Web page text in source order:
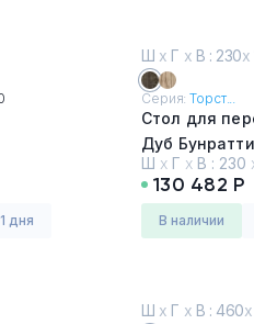
дня
Ш х Г х В : 230х
Серия:Торст...
Стол для
Дуб Бунратти
Ш х Г х В : 230
130 482 Р
в наличии
Ш х Г х В : 460х